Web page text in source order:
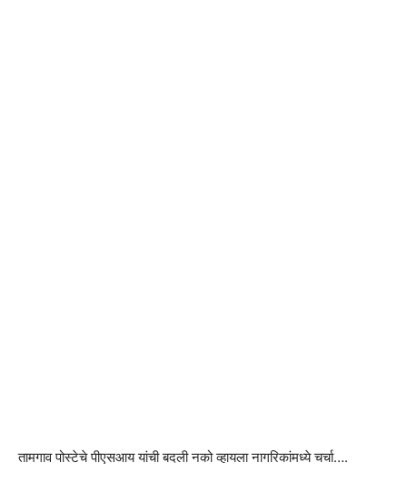
तामगाव पोस्टेचे पीएसआय यांची बदली नको व्हायला नागरिकांमध्ये चर्चा….